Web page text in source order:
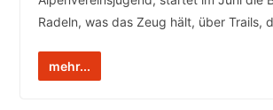
Radeln, was das Zeug hält, über Trails,
mehr...